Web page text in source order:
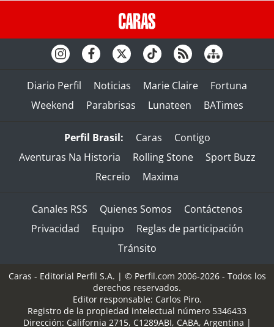
Diario Perfil Noticias Marie Claire
Fortuna
Weekend
Parabrisas Lunateen BATimes
Perfil Brasil: Caras
Contigo
Aventuras Na Historia
Rolling Stone
Sport Buzz
Recreio
Maxima
Canales RSS Quienes Somos
Contáctenos
Privacidad
Equipo
Reglas de participación
Tránsito
Caras - Editorial Perfil S.A. | © Perfil.com 2006-2026 - Todos los
derechos reservados.
Editor responsable: Carlos Piro.
Registro de la propiedad intelectual número 5346433
Dirección: California 2715, C1289ABI, CABA, Argentina |